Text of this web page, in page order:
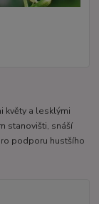
květy a lesklými
stanovišti, snáší
podporu hustšího